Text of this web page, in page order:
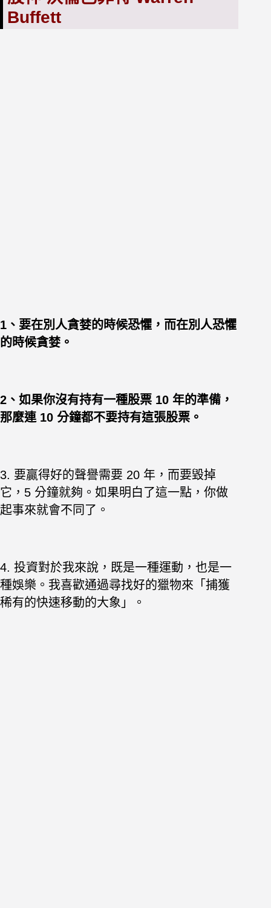
Buffett
1、要在別人貪婪的時候恐懼，而在別人恐懼
的時候貪婪。
2、如果你沒有持有一種股票 10 年的準備，
那麼連 10 分鐘都不要持有這張股票。
3. 要贏得好的聲譽需要 20 年，而要毀掉
它，5 分鐘就夠。如果明白了這一點，你做
起事來就會不同了。
4. 投資對於我來說，既是一種運動，也是一
種娛樂。我喜歡通過尋找好的獵物來「捕獲
稀有的快速移動的大象」。